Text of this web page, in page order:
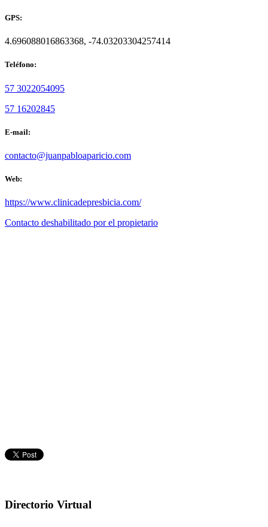
GPS:
4.696088016863368, -74.03203304257414
Teléfono:
57 3022054095
57 16202845
E-mail:
contacto@juanpabloaparicio.com
Web:
https://www.clinicadepresbicia.com/
Contacto deshabilitado por el propietario
Directorio Virtual